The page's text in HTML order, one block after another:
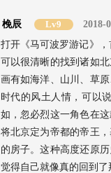
梚辰 Lv9
2018-
打开《马可波罗游记》
可以很清晰的找到诸如
画有如海洋、山川、草
时代的风土人情，可以
如，忽必烈这一角色在
将北京定为帝都的帝王
的房子。这种高度还原
觉得自己就像真的回到了